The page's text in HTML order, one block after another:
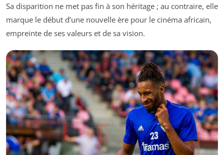
Sa disparition ne met pas fin à son héritage ; au contraire, elle
marque le début d’une nouvelle ère pour le cinéma africain,
empreinte de ses valeurs et de sa vision.